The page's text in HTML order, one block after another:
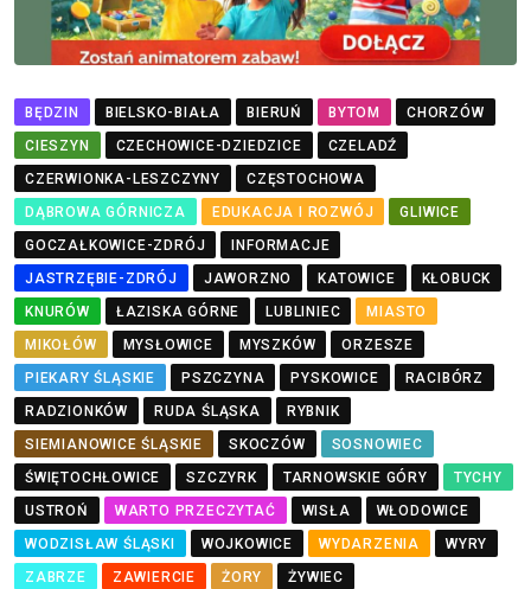
BĘDZIN BIELSKO-BIAŁA BIERUŃ BYTOM
CHORZÓW
CIESZYN
CZECHOWICE-DZIEDZICE
CZELADŹ
CZERWIONKA-LESZCZYNY
CZĘSTOCHOWA
DĄBROWA GÓRNICZA
EDUKACJA I ROZWÓJ
GLIWICE
GOCZAŁKOWICE-ZDRÓJ
INFORMACJE
JASTRZĘBIE-ZDRÓJ
JAWORZNO KATOWICE
KŁOBUCK
KNURÓW
ŁAZISKA GÓRNE LUBLINIEC
MIASTO
MIKOŁÓW
MYSŁOWICE MYSZKÓW
ORZESZE
PIEKARY ŚLĄSKIE
PSZCZYNA PYSKOWICE
RACIBÓRZ
RADZIONKÓW
RUDA ŚLĄSKA
RYBNIK
SIEMIANOWICE ŚLĄSKIE
SKOCZÓW
SOSNOWIEC
ŚWIĘTOCHŁOWICE
SZCZYRK TARNOWSKIE GÓRY
TYCHY
USTROŃ
WARTO PRZECZYTAĆ WISŁA
WŁODOWICE
WODZISŁAW ŚLĄSKI
WOJKOWICE WYDARZENIA
WYRY
ZABRZE
ZAWIERCIE ŻORY ŻYWIEC